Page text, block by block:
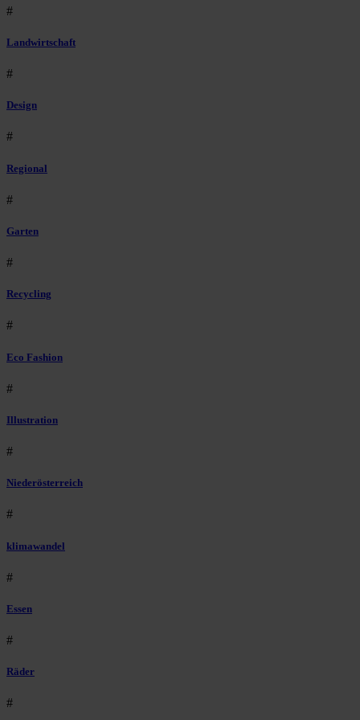
#
Landwirtschaft
#
Design
#
Regional
#
Garten
#
Recycling
#
Eco Fashion
#
Illustration
#
Niederösterreich
#
klimawandel
#
Essen
#
Räder
#